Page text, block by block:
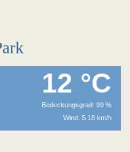
12 °C
Bedeckungsgrad: 99 %
Wind: S 18 km/h